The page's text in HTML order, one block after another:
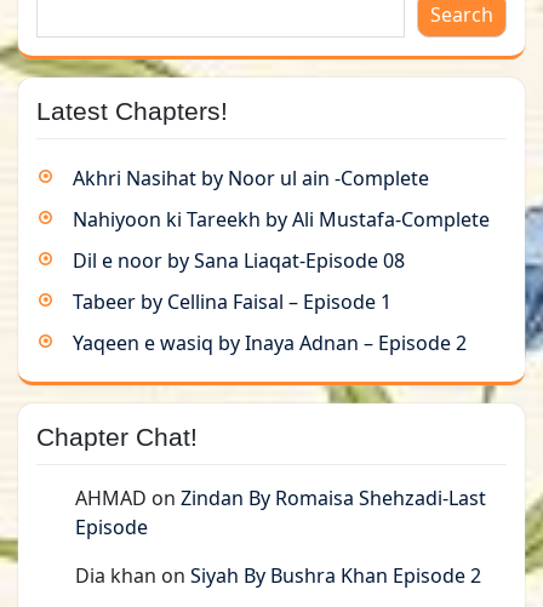
Search
Latest Chapters!
Akhri Nasihat by Noor ul ain -Complete
Nahiyoon ki Tareekh by Ali Mustafa-Complete
Dil e noor by Sana Liaqat-Episode 08
Tabeer by Cellina Faisal – Episode 1
Yaqeen e wasiq by Inaya Adnan – Episode 2
Chapter Chat!
AHMAD on Zindan By Romaisa Shehzadi-Last
Episode
Dia khan on Siyah By Bushra Khan Episode 2